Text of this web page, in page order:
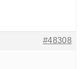
#48308